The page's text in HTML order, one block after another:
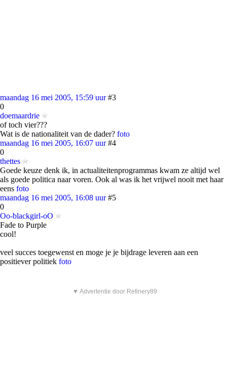
maandag 16 mei 2005, 15:59 uur #3
0
doemaardrie
of toch vier???
Wat is de nationaliteit van de dader? foto
maandag 16 mei 2005, 16:07 uur #4
0
thettes
Goede keuze denk ik, in actualiteitenprogrammas kwam ze altijd wel
als goede politica naar voren. Ook al was ik het vrijwel nooit met haar
eens foto
maandag 16 mei 2005, 16:08 uur #5
0
Oo-blackgirl-oO
Fade to Purple
cool!
veel succes toegewenst en moge je je bijdrage leveren aan een
positiever politiek foto
▼ Advertentie door Refinery89